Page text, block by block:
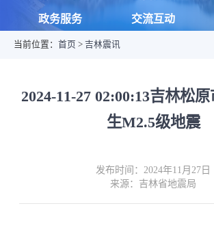
政务服务 交流互动
当前位置： 首页 > 吉林震讯
2024-11-27 02:00:13吉林松
生M2.5级地震
发布时间：2024年11月27日
来源：吉林省地震局